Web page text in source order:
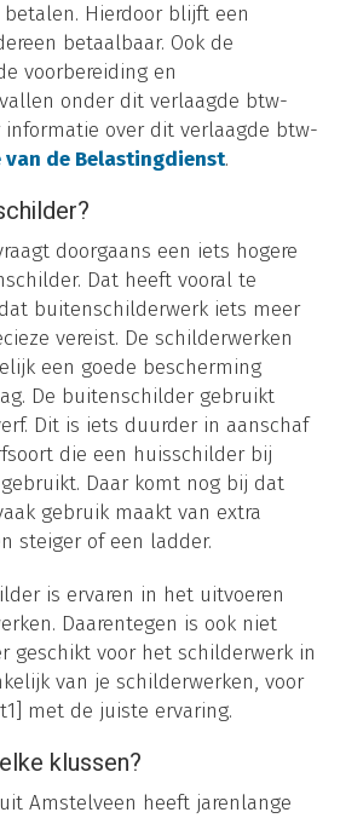
Hierdoor blijft een
betaalbaar. Ook de
voorbereiding en
onder dit verlaagde btw-
informatie over dit verlaagde btw-
van de Belastingdienst.
doorgaans een iets hogere
Dat heeft vooral te
buitenschilderwerk iets meer
vereist. De schilderwerken
een goede bescherming
De buitenschilder gebruikt
Dit is iets duurder in aanschaf
die een huisschilder bij
Daar komt nog bij dat
gebruik maakt van extra
steiger of een ladder.
is ervaren in het uitvoeren
Daarentegen is ook niet
geschikt voor het schilderwerk in
van je schilderwerken, voor
met de juiste ervaring.
klussen?
Amstelveen heeft jarenlange